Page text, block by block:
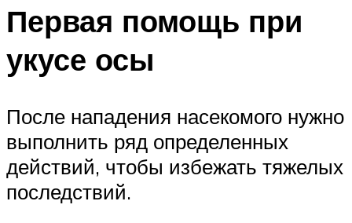
Первая помощь при
укусе осы
После нападения насекомого нужно
выполнить ряд определенных
действий, чтобы избежать тяжелых
последствий.